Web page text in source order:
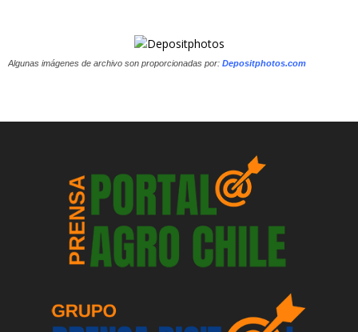
Algunas imágenes de archivo son proporcionadas por: Depositphotos.com